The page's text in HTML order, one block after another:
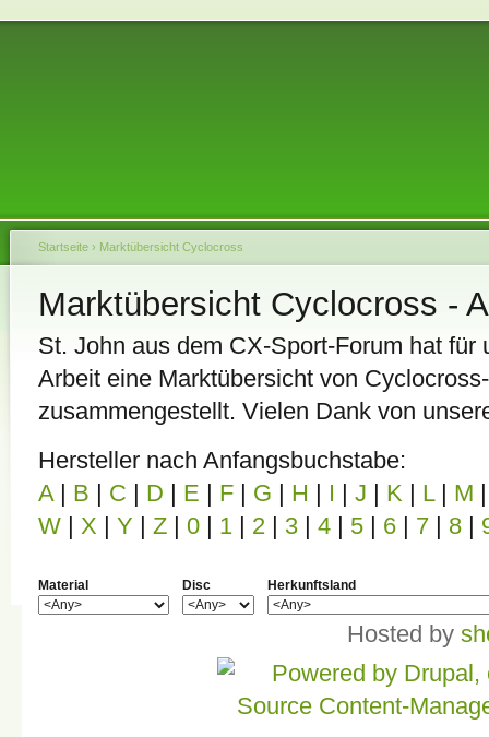
Startseite › Marktübersicht Cyclocross
Marktübersicht Cyclocross -
St. John aus dem CX-Sport-Forum hat
Arbeit eine Marktübersicht von
zusammengestellt. Vielen Dank von
Hersteller nach Anfangsbuchstabe:
A | B | C | D | E | F | G | H | I | J | K | L | M |
W | X | Y | Z | 0 | 1 | 2 | 3 | 4 | 5 | 6 | 7 | 8 |
Material Disc Herkunftsland
Hosted by